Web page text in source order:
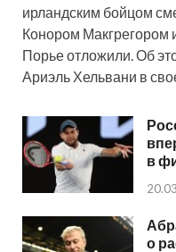
ирландским бойцом
Конором Макгрегором
Порье отложили. Об
Ариэль Хельвани в
в
о